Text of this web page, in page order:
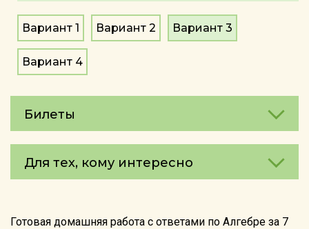
Вариант 1 Вариант 2 Вариант 3
Вариант 4
Билеты
Для тех, кому интересно
Готовая домашняя работа с ответами по Алгебре за 7